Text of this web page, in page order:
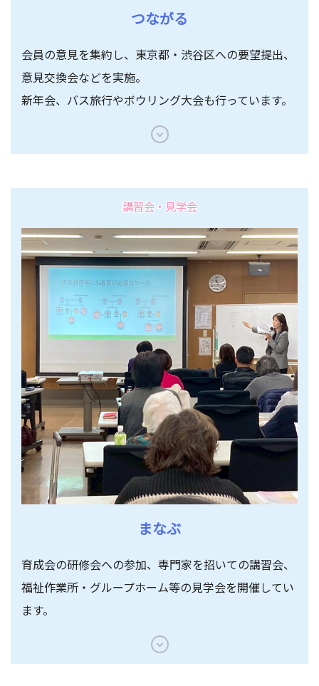
つながる
会員の意見を集約し、東京都・渋谷区への要望提出、
意見交換会などを実施。
新年会、バス旅行やボウリング大会も行っています。
講習会・見学会
まなぶ
育成会の研修会への参加、専門家を招いての講習会、
福祉作業所・グループホーム等の見学会を開催してい
ます。